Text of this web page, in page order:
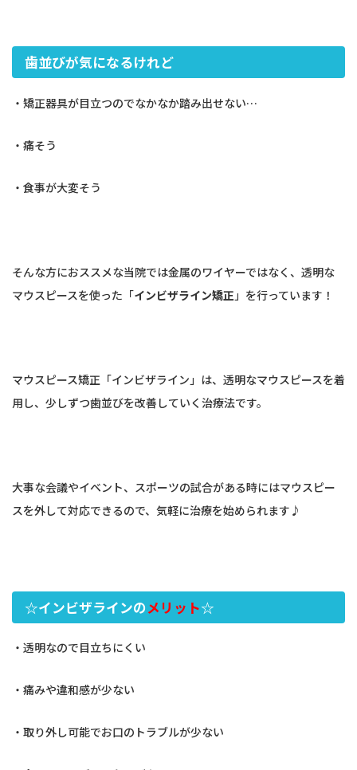
歯並びが気になるけれど
・矯正器具が目立つのでなかなか踏み出せない…
・痛そう
・食事が大変そう
そんな方におススメな当院では金属のワイヤーではなく、透明な
マウスピースを使った「インビザライン矯正」を行っています！
マウスピース矯正「インビザライン」は、透明なマウスピースを着
用し、少しずつ歯並びを改善していく治療法です。
大事な会議やイベント、スポーツの試合がある時にはマウスピー
スを外して対応できるので、気軽に治療を始められます♪
☆インビザラインのメリット☆
・透明なので目立ちにくい
・痛みや違和感が少ない
・取り外し可能でお口のトラブルが少ない